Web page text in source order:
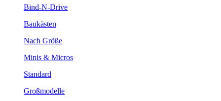
Bind-N-Drive
Baukästen
Nach Größe
Minis & Micros
Standard
Großmodelle